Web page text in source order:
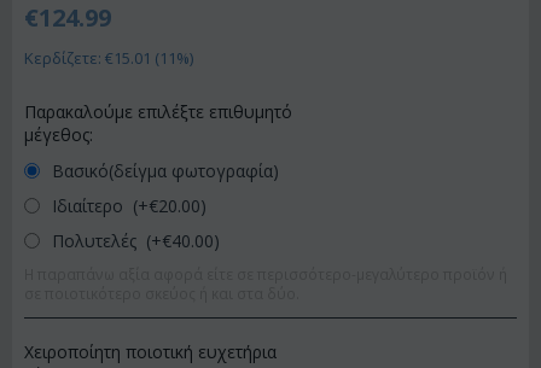
€124.99
Κερδίζετε: €15.01 (11%)
Παρακαλούμε επιλέξτε επιθυμητό
μέγεθος:
Βασικό(δείγμα φωτογραφία)
Ιδιαίτερο (+€20.00)
Πολυτελές (+€40.00)
Χειροποίητη ποιοτική ευχετήρια